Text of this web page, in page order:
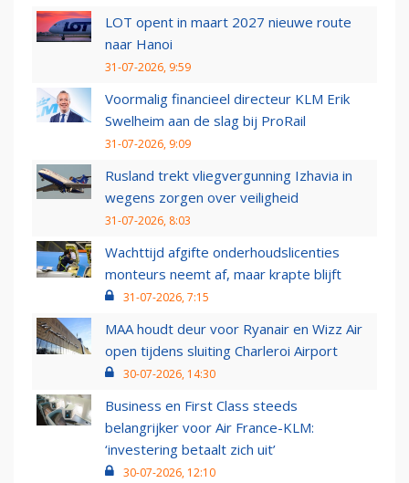
LOT opent in maart 2027 nieuwe route
naar Hanoi
31-07-2026, 9:59
Voormalig financieel directeur KLM Erik
Swelheim aan de slag bij ProRail
31-07-2026, 9:09
Rusland trekt vliegvergunning Izhavia in
wegens zorgen over veiligheid
31-07-2026, 8:03
Wachttijd afgifte onderhoudslicenties
monteurs neemt af, maar krapte blijft
31-07-2026, 7:15
MAA houdt deur voor Ryanair en Wizz Air
open tijdens sluiting Charleroi Airport
30-07-2026, 14:30
Business en First Class steeds
belangrijker voor Air France-KLM:
‘investering betaalt zich uit’
30-07-2026, 12:10